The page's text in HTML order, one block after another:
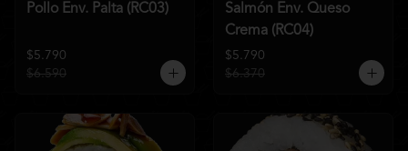
Pollo Env. Palta (RC03)
$5.790
$6.590
Salmón Env. Queso
Crema (RC04)
$5.790
$6.370